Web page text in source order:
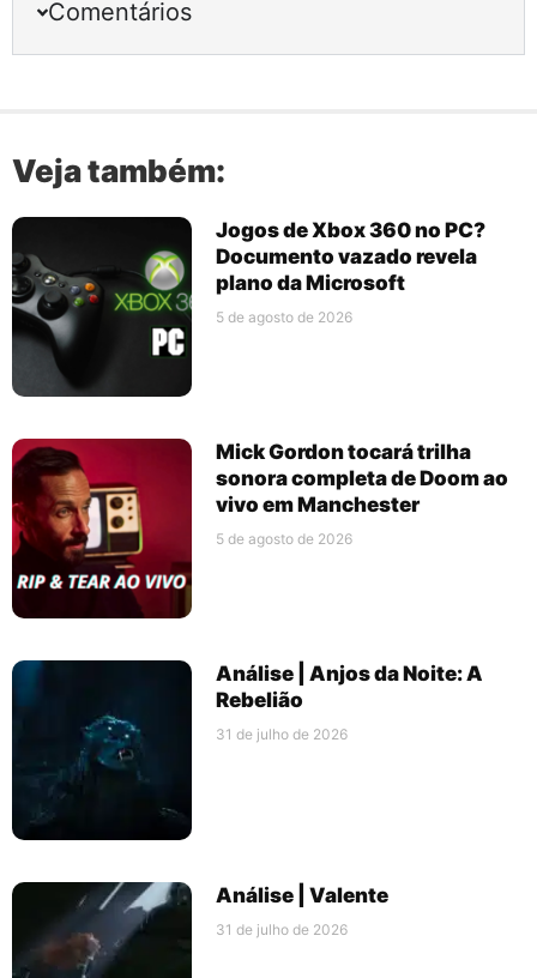
Comentários
Veja também:
Jogos de Xbox 360 no PC?
Documento vazado revela
plano da Microsoft
5 de agosto de 2026
Mick Gordon tocará trilha
sonora completa de Doom ao
vivo em Manchester
5 de agosto de 2026
Análise | Anjos da Noite: A
Rebelião
31 de julho de 2026
Análise | Valente
31 de julho de 2026